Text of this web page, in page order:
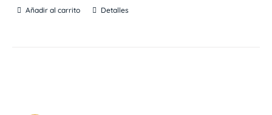
Añadir al carrito Detalles